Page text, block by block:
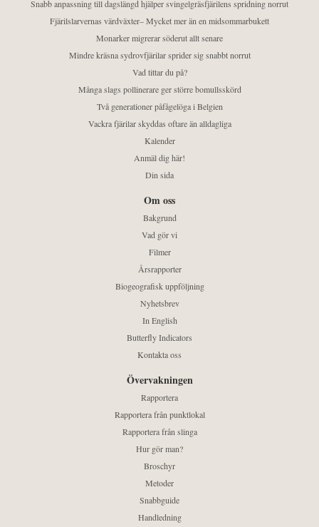
Snabb anpassning till dagslängd hjälper svingelgräsfjärilens spridning norrut
Fjärilslarvernas värdväxter– Mycket mer än en midsommarbukett
Monarker migrerar söderut allt senare
Mindre kräsna sydrovfjärilar sprider sig snabbt norrut
Vad tittar du på?
Många slags pollinerare ger större bomullsskörd
Två generationer påfågelöga i Belgien
Vackra fjärilar skyddas oftare än alldagliga
Kalender
Anmäl dig här!
Din sida
Om oss
Bakgrund
Vad gör vi
Filmer
Årsrapporter
Biogeografisk uppföljning
Nyhetsbrev
In English
Butterfly Indicators
Kontakta oss
Övervakningen
Rapportera
Rapportera från punktlokal
Rapportera från slinga
Hur gör man?
Broschyr
Metoder
Snabbguide
Handledning